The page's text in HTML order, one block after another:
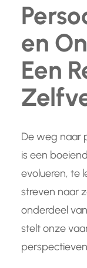
en
Een
De weg naar
is een
evolueren, te
streven naar
onderdeel
stelt onze